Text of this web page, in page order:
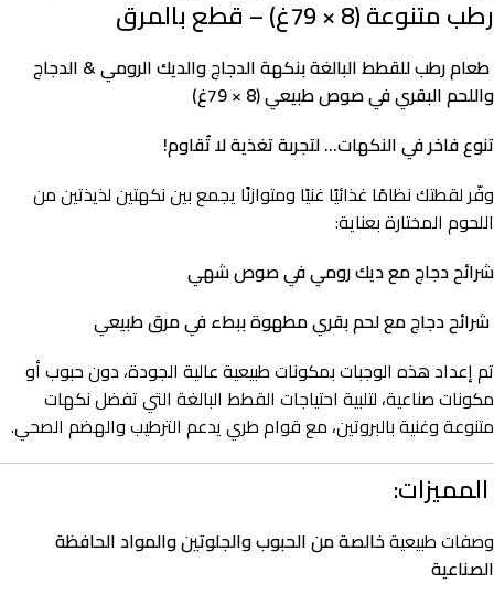
رطب متنوعة (8 × 79غ) – قطع بالمرق
طعام رطب للقطط البالغة بنكهة الدجاج والديك الرومي & الدجاج
واللحم البقري في صوص طبيعي (8 × 79غ)
تنوع فاخر في النكهات… لتجربة تغذية لا تُقاوم!
وفّر لقطتك نظامًا غذائيًا غنيًا ومتوازنًا يجمع بين نكهتين لذيذتين من
اللحوم المختارة بعناية:
شرائح دجاج مع ديك رومي في صوص شهي
شرائح دجاج مع لحم بقري مطهوة ببطء في مرق طبيعي
تم إعداد هذه الوجبات بمكونات طبيعية عالية الجودة، دون حبوب أو
مكونات صناعية، لتلبية احتياجات القطط البالغة التي تفضل نكهات
متنوعة وغنية بالبروتين، مع قوام طري يدعم الترطيب والهضم الصحي.
المميزات:
وصفات طبيعيةخالصة من الحبوب والجلوتين والمواد الحافظة
الصناعية